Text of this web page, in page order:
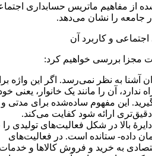
از مفاهیم ماتریس حسابداری
جامعه را نشان می‌دهد.
مجزا بررسی خواهیم کرد:
آشنا به نظر نمی‌رسد. اگر این واژه
آن را مانند یک خانوار، یعنی
این مفهوم ساده‌شده برای مدتی و
ارائه شود کفایت می‌کند.
دایرۀ بالا در شکل فعالیت‌های تولیدی
داده- ستانده است. در فعالیت‌های
به خرید و فروش کالاها و